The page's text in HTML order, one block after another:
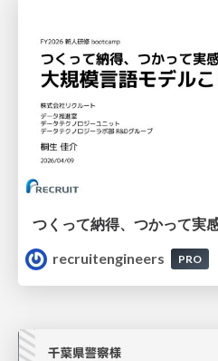
recruitengineers
PRO